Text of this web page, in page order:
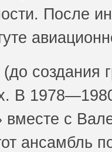
После
создания
В
с
ансамбль